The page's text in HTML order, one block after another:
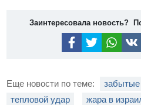
Заинтересовала новость?
Еще новости по теме:
тепловой удар
жара в